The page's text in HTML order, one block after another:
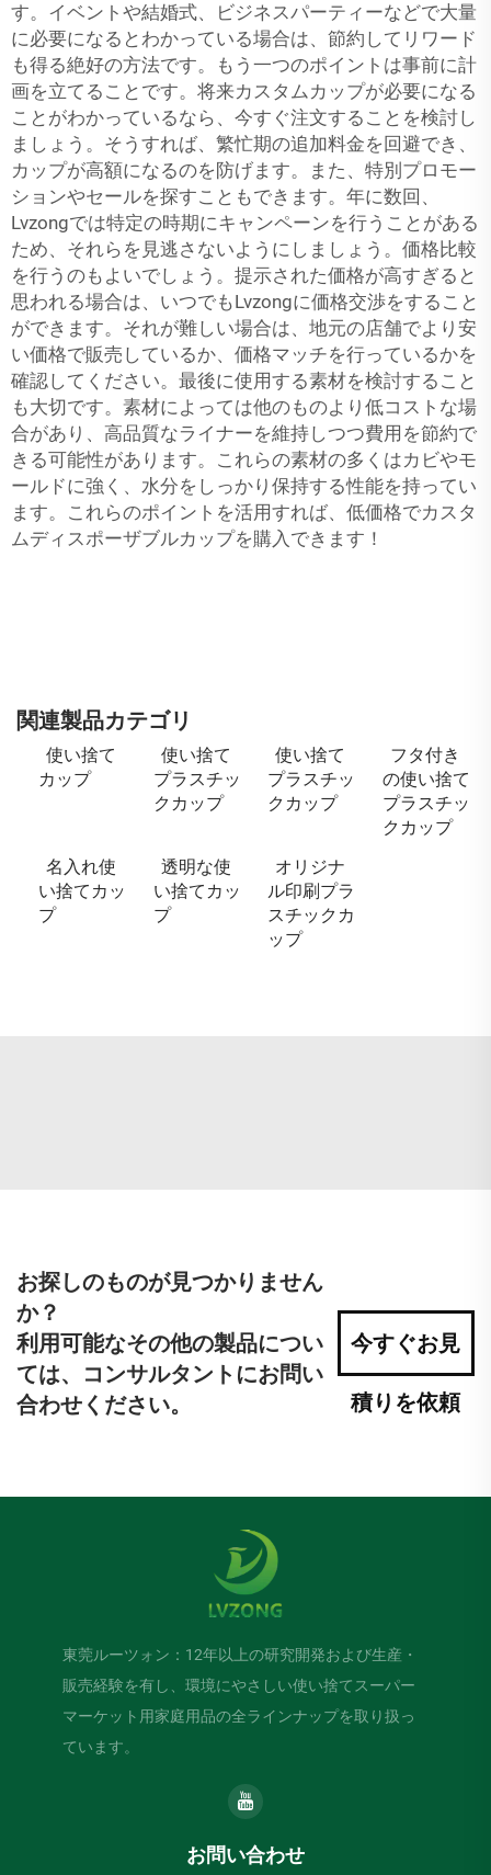
す。イベントや結婚式、ビジネスパーティーなどで大量
に必要になるとわかっている場合は、節約してリワード
も得る絶好の方法です。もう一つのポイントは事前に計
画を立てることです。将来カスタムカップが必要になる
ことがわかっているなら、今すぐ注文することを検討し
ましょう。そうすれば、繁忙期の追加料金を回避でき、
カップが高額になるのを防げます。また、特別プロモー
ションやセールを探すこともできます。年に数回、
Lvzongでは特定の時期にキャンペーンを行うことがある
ため、それらを見逃さないようにしましょう。価格比較
を行うのもよいでしょう。提示された価格が高すぎると
思われる場合は、いつでもLvzongに価格交渉をすること
ができます。それが難しい場合は、地元の店舗でより安
い価格で販売しているか、価格マッチを行っているかを
確認してください。最後に使用する素材を検討すること
も大切です。素材によっては他のものより低コストな場
合があり、高品質なライナーを維持しつつ費用を節約で
きる可能性があります。これらの素材の多くはカビやモ
ールドに強く、水分をしっかり保持する性能を持ってい
ます。これらのポイントを活用すれば、低価格でカスタ
ムディスポーザブルカップを購入できます！
関連製品カテゴリ
使い捨て
カップ
使い捨て
プラスチッ
クカップ
使い捨て
プラスチッ
クカップ
フタ付き
の使い捨て
プラスチッ
クカップ
名入れ使
い捨てカッ
プ
透明な使
い捨てカッ
プ
オリジナ
ル印刷プラ
スチックカ
ップ
お探しのものが見つかりません
か？
利用可能なその他の製品につい
ては、コンサルタントにお問い
合わせください。
今すぐお見
積りを依頼
東莞ルーツォン：12年以上の研究開発および生産・
販売経験を有し、環境にやさしい使い捨てスーパー
マーケット用家庭用品の全ラインナップを取り扱っ
ています。
お問い合わせ